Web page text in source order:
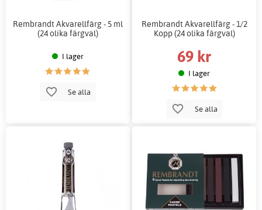
Rembrandt Akvarellfärg - 5 ml
(24 olika färgval)
I lager
Se alla
Rembrandt Akvarellfärg - 1/2
Kopp (24 olika färgval)
69 kr
I lager
Se alla